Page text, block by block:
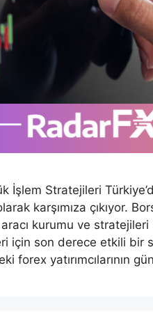
İşlem Stratejileri
karşımıza çıkıyor.
aracı kurumu ve
için son derece etkili bir
forex yatırımcılarının